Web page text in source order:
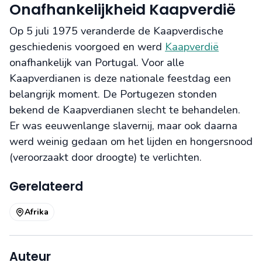
Onafhankelijkheid Kaapverdië
Op 5 juli 1975 veranderde de Kaapverdische
geschiedenis voorgoed en werd Kaapverdië
onafhankelijk van Portugal. Voor alle
Kaapverdianen is deze nationale feestdag een
belangrijk moment. De Portugezen stonden
bekend de Kaapverdianen slecht te behandelen.
Er was eeuwenlange slavernij, maar ook daarna
werd weinig gedaan om het lijden en hongersnood
(veroorzaakt door droogte) te verlichten.
Gerelateerd
Afrika
Auteur